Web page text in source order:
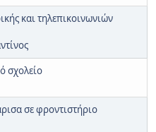
και τηλεπικοινωνιών
σχολείο
σε φροντιστήριο